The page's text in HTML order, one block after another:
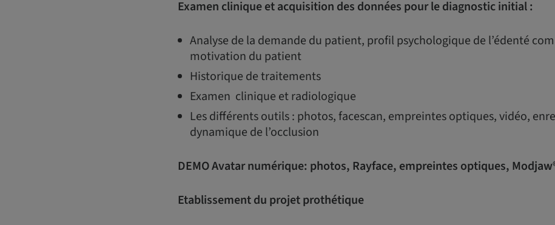
Examen clinique et acquisition des données pour le diagnostic initial :
Analyse de la demande du patient, profil psychologique de l’édenté
motivation du patient
Historique de traitements
Examen clinique et radiologique
Les différents outils : photos, facescan, empreintes optiques, vidéo,
dynamique de l’occlusion
DEMO Avatar numérique: photos, Rayface, empreintes optiques,
Etablissement du projet prothétique